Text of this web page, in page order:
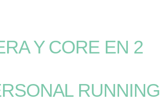
Y CORE EN 2
RUNNING